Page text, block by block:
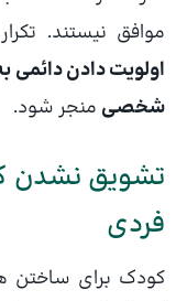
موافق نیستند.
اولویت دادن دائمی
شخصی منجر شود.
تشویق نشدن
فردی
کودک برای ساختن